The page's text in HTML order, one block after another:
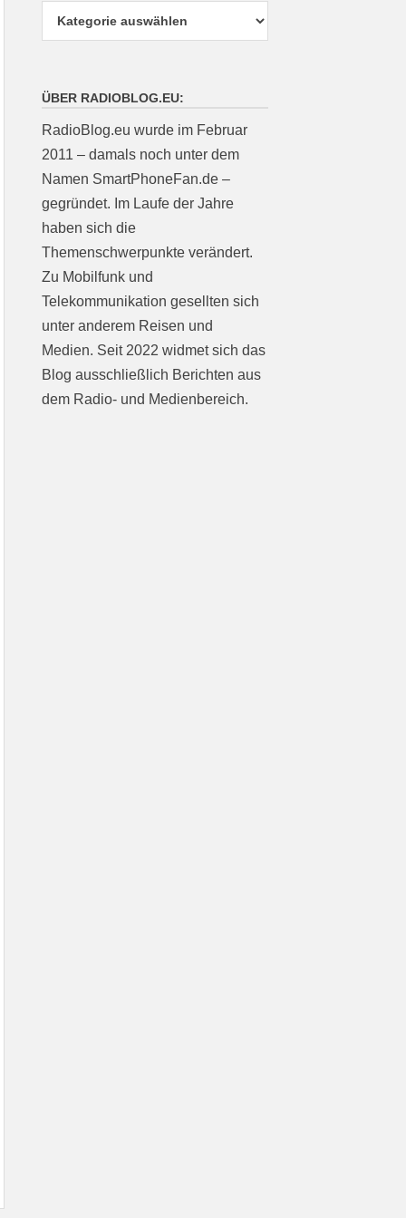
ÜBER RADIOBLOG.EU:
RadioBlog.eu wurde im Februar
2011 – damals noch unter dem
Namen SmartPhoneFan.de –
gegründet. Im Laufe der Jahre
haben sich die
Themenschwerpunkte verändert.
Zu Mobilfunk und
Telekommunikation gesellten sich
unter anderem Reisen und
Medien. Seit 2022 widmet sich das
Blog ausschließlich Berichten aus
dem Radio- und Medienbereich.